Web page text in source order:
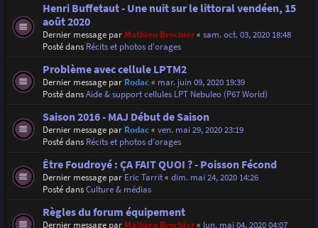
Henri Buffetaut - Une nuit sur le littoral vendéen, 15
août 2020
Dernier message par Mathieu Brochier« sam. oct. 03, 2020 18:48
Posté dans Récits et photos d'orages
Problème avec cellule LPTM2
Dernier message par Rodac« mar. juin 09, 2020 19:39
Posté dansAide & support cellules LPT Nebuleo (P67 World)
Saison 2016 - MAJ Début de Saison
Dernier message par Rodac« ven. mai 29, 2020 23:19
Posté dans Récits et photos d'orages
Être Foudroyé : ÇA FAIT QUOI ? - Poisson Fécond
Dernier message par Eric Tarrit« dim. mai 24, 2020 14:26
Posté dansCulture & médias
Règles du forum équipement
Dernier message par Mathieu Brochier« lun. mai 04, 2020 04:07